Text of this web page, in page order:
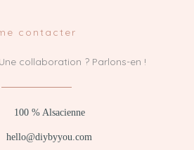
contacter
collaboration ? Parlons-en !
100 % Alsacienne
hello@diybyyou.com